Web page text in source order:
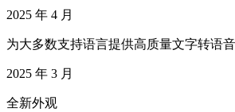
2025 年 4 月
为大多数支持语言提供高质量文字转语音
2025 年 3 月
全新外观